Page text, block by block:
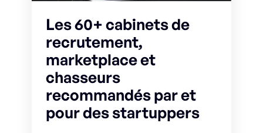
Les 60+ cabinets de
recrutement,
marketplace et
chasseurs
recommandés par et
pour des startuppers